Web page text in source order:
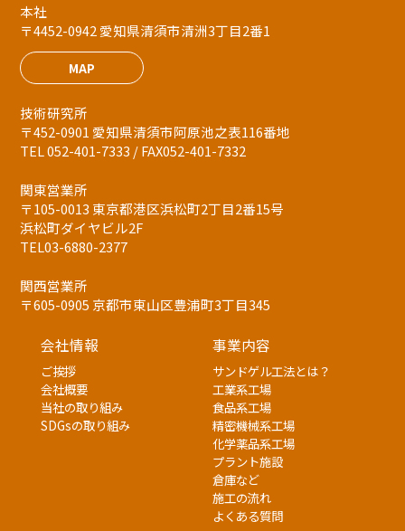
本社
〒4452-0942 愛知県清須市清洲3丁目2番1
MAP
技術研究所
〒452-0901 愛知県清須市阿原池之表116番地
TEL 052-401-7333 / FAX052-401-7332
関東営業所
〒105-0013 東京都港区浜松町2丁目2番15号
浜松町ダイヤビル2F
TEL03-6880-2377
関西営業所
〒605-0905 京都市東山区豊浦町3丁目345
会社情報
ご挨拶
会社概要
当社の取り組み
SDGsの取り組み
事業内容
サンドゲル工法とは？
工業系工場
食品系工場
精密機械系工場
化学薬品系工場
プラント施設
倉庫など
施工の流れ
よくある質問